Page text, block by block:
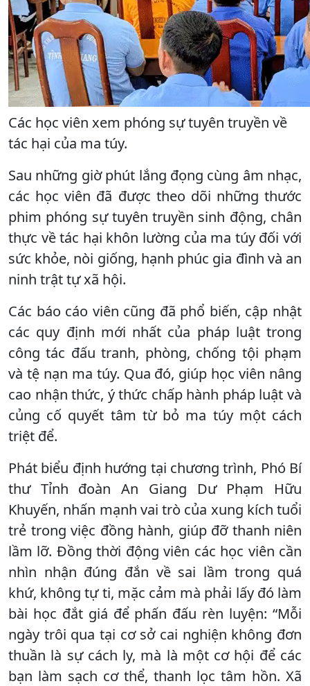
Các học viên xem phóng sự tuyên truyền về
tác hại của ma túy.
Sau những giờ phút lắng đọng cùng âm nhạc,
các học viên đã được theo dõi những thước
phim phóng sự tuyên truyền sinh động, chân
thực về tác hại khôn lường của ma túy đối với
sức khỏe, nòi giống, hạnh phúc gia đình và an
ninh trật tự xã hội.
Các báo cáo viên cũng đã phổ biến, cập nhật
các quy định mới nhất của pháp luật trong
công tác đấu tranh, phòng, chống tội phạm
và tệ nạn ma túy. Qua đó, giúp học viên nâng
cao nhận thức, ý thức chấp hành pháp luật và
củng cố quyết tâm từ bỏ ma túy một cách
triệt để.
Phát biểu định hướng tại chương trình, Phó Bí
thư Tỉnh đoàn An Giang Dư Phạm Hữu
Khuyến, nhấn mạnh vai trò của xung kích tuổi
trẻ trong việc đồng hành, giúp đỡ thanh niên
lầm lỡ. Đồng thời động viên các học viên cần
nhìn nhận đúng đắn về sai lầm trong quá
khứ, không tự ti, mặc cảm mà phải lấy đó làm
bài học đắt giá để phấn đấu rèn luyện: “Mỗi
ngày trôi qua tại cơ sở cai nghiện không đơn
thuần là sự cách ly, mà là một cơ hội để các
bạn làm sạch cơ thể, thanh lọc tâm hồn. Xã